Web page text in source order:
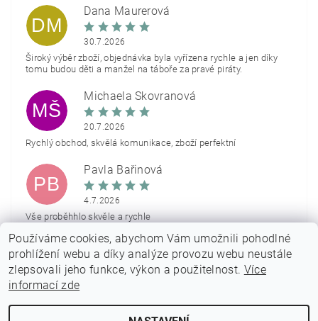
DM
Dana Maurerová
30.7.2026
Široký výběr zboží, objednávka byla vyřízena rychle a jen díky
tomu budou děti a manžel na táboře za pravé piráty.
MŠ
Michaela Škovranová
20.7.2026
Rychlý obchod, skvělá komunikace, zboží perfektní
PB
Pavla Bařinová
4.7.2026
Vše proběhhlo skvěle a rychle
Zobrazit další hodnocení
Používáme cookies, abychom Vám umožnili pohodlné
prohlížení webu a díky analýze provozu webu neustále
zlepsovali jeho funkce, výkon a použitelnost. Více
informací zde